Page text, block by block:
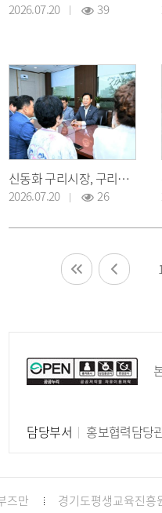
2026.07.20 39
신동화 구리시장, 구리시주민자치협의회 임원들과의 간담회
2026.07.20 26
1
담당부서 홍보협력담당
즈만 경기도평생교육진흥